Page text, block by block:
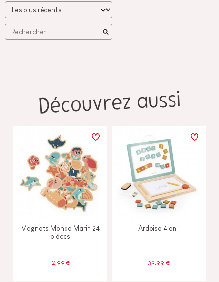
Découvrez aussi
Magnets Monde Marin 24
pièces
12,99 €
Ardoise 4 en 1
39,99 €